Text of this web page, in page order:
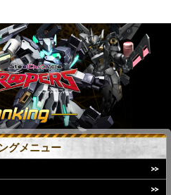
グメニュー